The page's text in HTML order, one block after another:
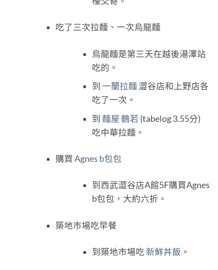
吃了三次拉麵、一次烏龍麵
烏龍麵是第三天在越後湯澤站
吃的。
到一蘭拉麵澀谷店和上野店各
吃了一次。
到麵屋 鶴若 (tabelog 3.55分)
吃中華拉麵。
購買 Agnes b包包
到西武澀谷店A館5F購買Agnes
b包包，大約六折。
築地市場吃早餐
到築地市場吃新鮮丼飯 。